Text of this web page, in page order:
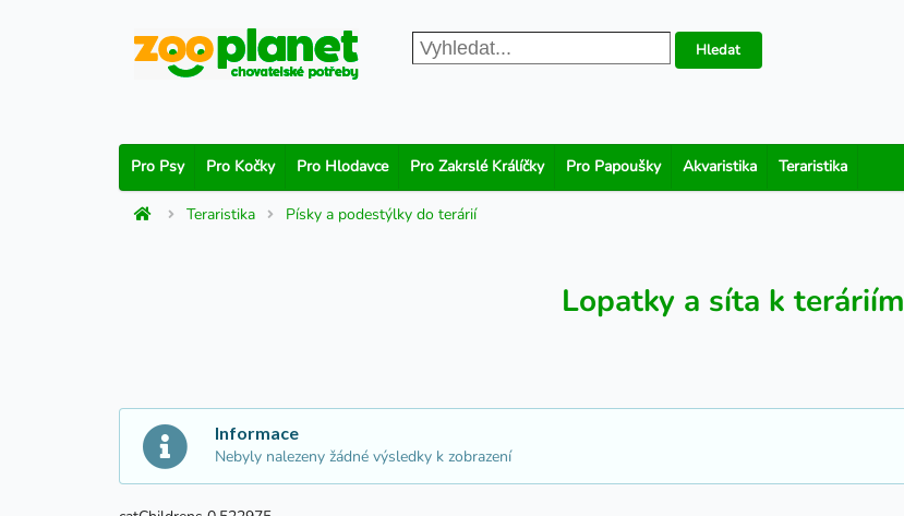
Hledat
Pro Psy Pro Kočky Pro Hlodavce Pro Zakrslé Králíčky Pro Papoušky Akvaristika Teraristika
Teraristika Písky a podestýlky do terárií
Lopatky a síta k teráriím
Informace
Nebyly nalezeny žádné výsledky k zobrazení